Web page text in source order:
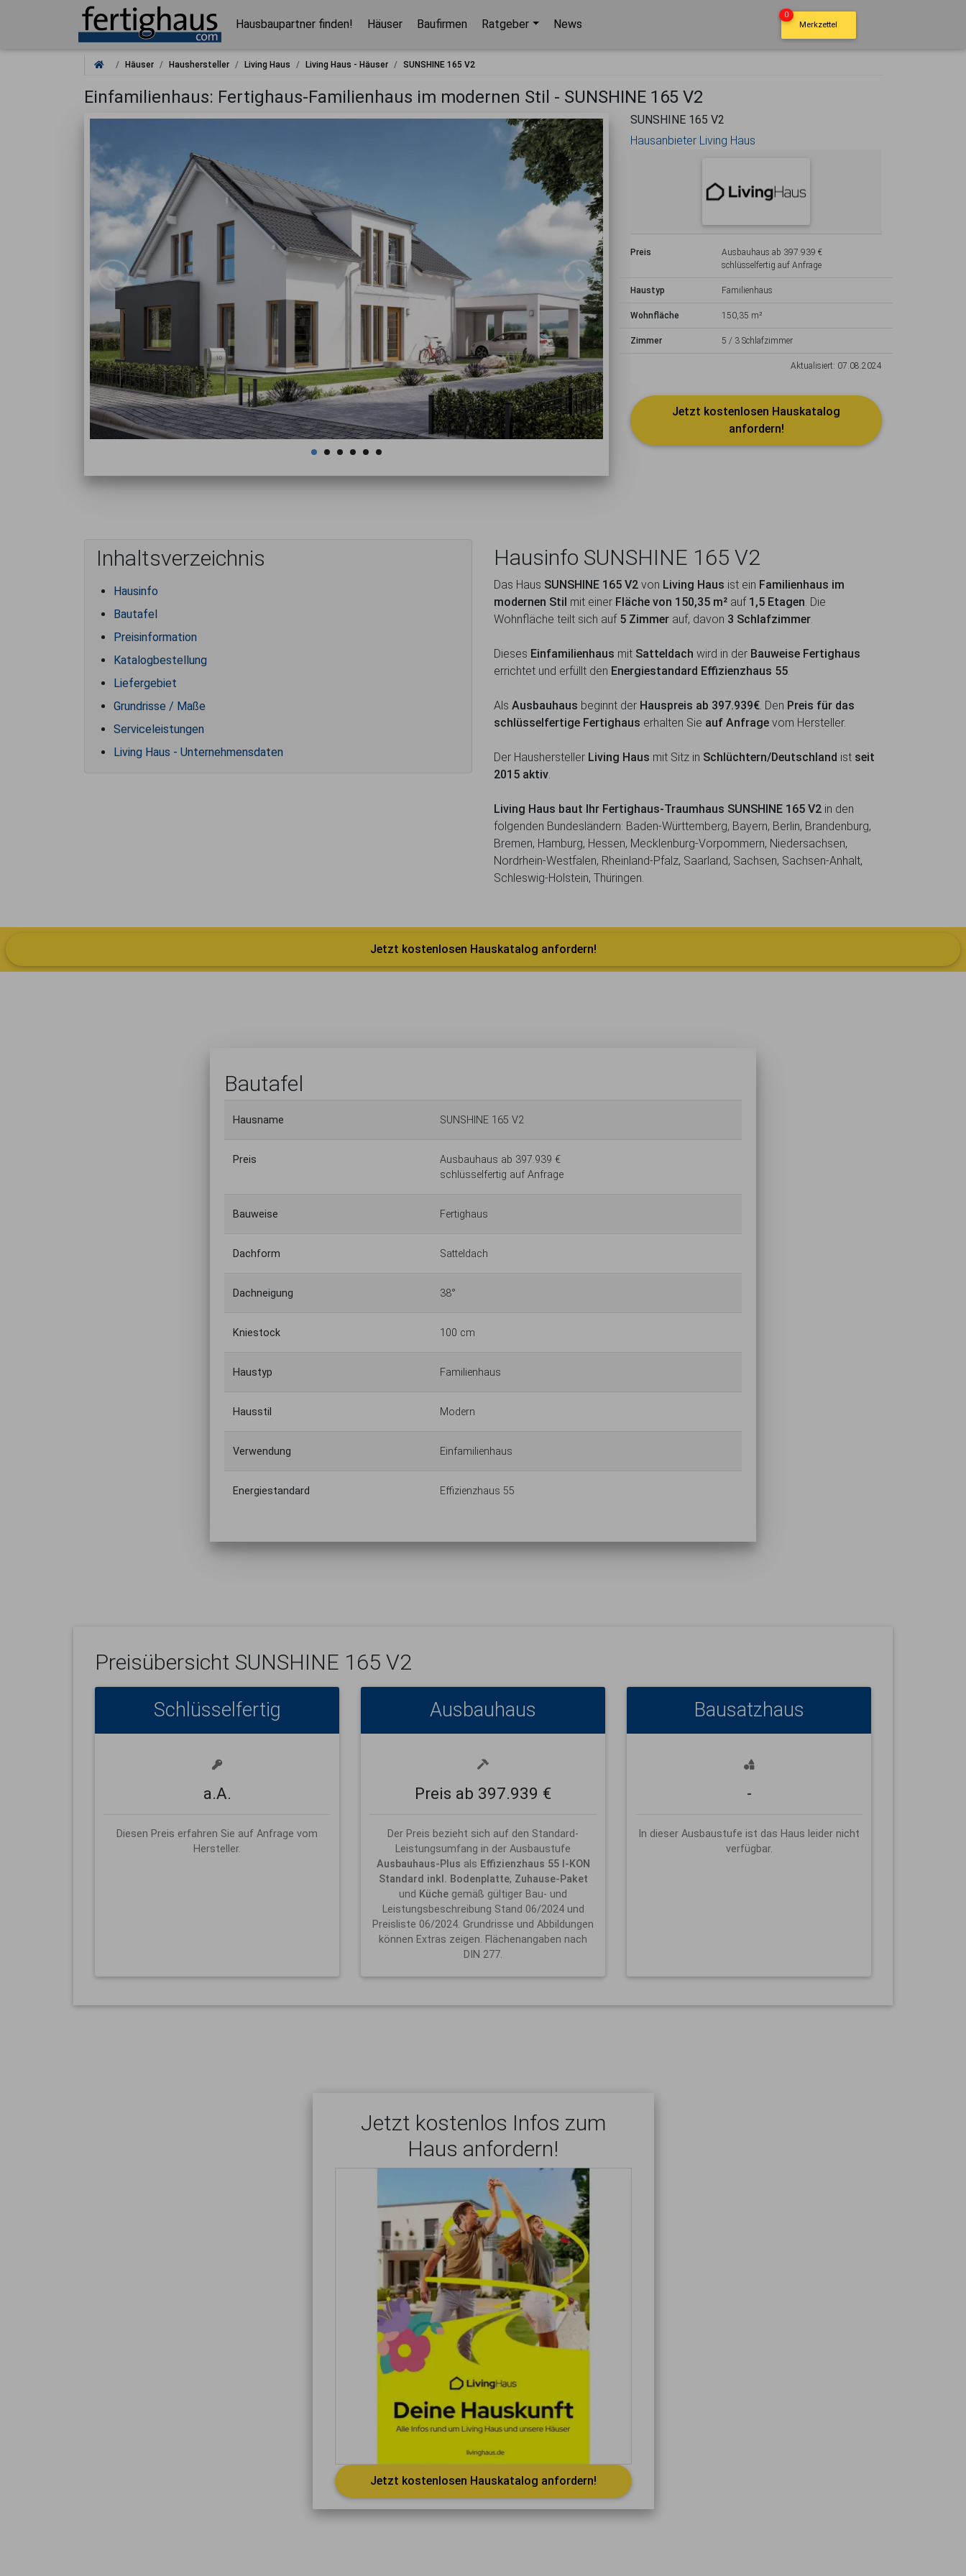
Hausbaupartner finden!
Mit wenigen Klicks hilft Ihnen unser Assistent,
zuverlässige Hersteller
Jetzt den Assistenten starten!
schließen
Hausbaupartner finden! Häuser Baufirmen Ratgeber News
Häuser Haushersteller Living Haus Living Haus - Häuser SUNSHINE 165 V2
Einfamilienhaus: Fertighaus-Familienhaus im modernen Stil - SUNSHINE 165 V2
SUNSHINE 165 V2
Hausanbieter Living Haus
Preis
Ausbauhaus ab 397.939 €
schlüsselfertig auf Anfrage
Haustyp Familienhaus
Wohnfläche 150,35 m²
Zimmer 5 / 3 Schlafzimmer
Aktualisiert: 07.08.2024
Jetzt kostenlosen Hauskatalog
anfordern!
Inhaltsverzeichnis
Hausinfo
Bautafel
Preisinformation
Katalogbestellung
Liefergebiet
Grundrisse / Maße
Serviceleistungen
Living Haus - Unternehmensdaten
Hausinfo SUNSHINE 165 V2
Das Haus SUNSHINE 165 V2 von Living Haus ist ein Familienhaus im
modernen Stil mit einer Fläche von 150,35 m² auf 1,5 Etagen . Die
Wohnfläche teilt sich auf 5 Zimmer auf, davon 3 Schlafzimmer
Dieses Einfamilienhaus mit Satteldach wird in der Bauweise Fertighaus
errichtet und erfüllt den Energiestandard Effizienzhaus 55
Als Ausbauhaus beginnt der Hauspreis ab 397.939€ . Den Preis für das
schlüsselfertige Fertighaus erhalten Sie auf Anfrage vom Hersteller.
Der Haushersteller Living Haus mit Sitz in Schlüchtern/Deutschland ist seit
2015 aktiv
Living Haus baut Ihr Fertighaus-Traumhaus SUNSHINE 165 V2 in den
folgenden Bundesländern: Baden-Württemberg, Bayern, Berlin, Brandenburg,
Bremen, Hamburg, Hessen, Mecklenburg-Vorpommern, Niedersachsen,
Nordrhein-Westfalen, Rheinland-Pfalz, Saarland, Sachsen, Sachsen-Anhalt,
Schleswig-Holstein, Thüringen.
Jetzt kostenlosen Hauskatalog anfordern!
Bautafel
Hausname SUNSHINE 165 V2
Preis
Ausbauhaus ab 397.939 €
schlüsselfertig auf Anfrage
Bauweise Fertighaus
Dachform Satteldach
Dachneigung 38°
Kniestock 100 cm
Haustyp Familienhaus
Hausstil Modern
Verwendung Einfamilienhaus
Energiestandard Effizienzhaus 55
Preisübersicht SUNSHINE 165 V2
Schlüsselfertig
a.A.
Diesen Preis erfahren Sie auf Anfrage vom
Hersteller.
Ausbauhaus
Preis ab 397.939 €
Der Preis bezieht sich auf den Standard-
Leistungsumfang in der Ausbaustufe
Ausbauhaus-Plus als Effizienzhaus 55 I-KON
Standard inkl. Bodenplatte, Zuhause-Paket
und Küche gemäß gültiger Bau- und
Leistungsbeschreibung Stand 06/2024 und
Preisliste 06/2024. Grundrisse und Abbildungen
können Extras zeigen. Flächenangaben nach
DIN 277.
Bausatzhaus
-
In dieser Ausbaustufe ist das Haus leider nicht
verfügbar.
Jetzt kostenlos Infos zum
Haus anfordern!
Jetzt kostenlosen Hauskatalog anfordern!
Merkzettel
0